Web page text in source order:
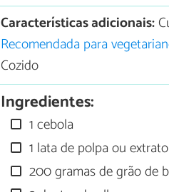
Características adicionais:
Recomendada para
Cozido
Ingredientes:
1 cebola
1 lata de polpa ou
200 gramas de grão de